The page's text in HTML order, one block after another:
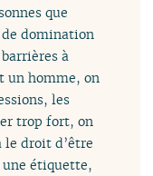
que
domination
à
un homme, on
les
trop fort, on
droit d’être
une étiquette,